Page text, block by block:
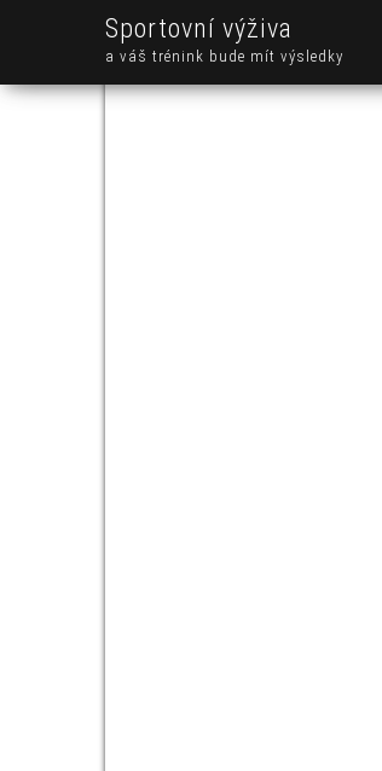
Sportovní výživa
a váš trénink bude mít výsledky